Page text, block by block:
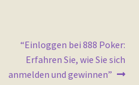
Siguiente:
“Einloggen bei 888 Poker:
Erfahren Sie, wie Sie sich
anmelden und gewinnen”